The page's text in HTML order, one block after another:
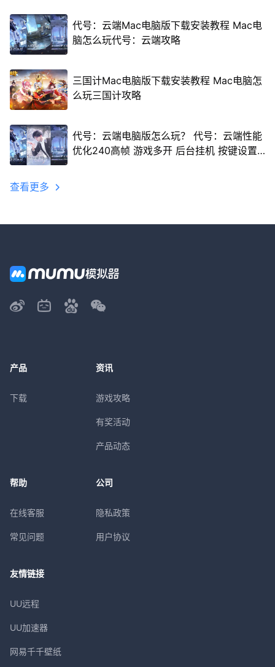
代号：云端Mac电脑版下载安装教程 Mac电
脑怎么玩代号：云端攻略
三国计Mac电脑版下载安装教程 Mac电脑怎
么玩三国计攻略
代号：云端电脑版怎么玩？ 代号：云端性能
优化240高帧 游戏多开 后台挂机 按键设置
查看更多
产品
下载
资讯
游戏攻略
有奖活动
产品动态
帮助
在线客服
常见问题
公司
隐私政策
用户协议
友情链接
UU远程
UU加速器
网易千千壁纸